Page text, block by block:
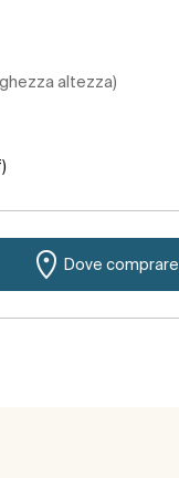
altezza)
Dove comprare